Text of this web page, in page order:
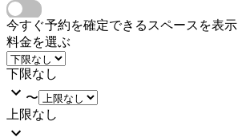
今すぐ予約を確定できるスペースを表示
料金を選ぶ
下限なし
〜
上限なし